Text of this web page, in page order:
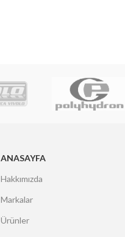
ANASAYFA
Hakkımızda
Markalar
Ürünler